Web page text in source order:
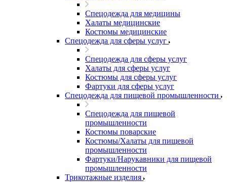
Спецодежда для медицины
Халаты медицинские
Костюмы медицинские
Спецодежда для сферы услуг
Спецодежда для сферы услуг
Халаты для сферы услуг
Костюмы для сферы услуг
Фартуки для сферы услуг
Спецодежда для пищевой промышленности
Спецодежда для пищевой
промышленности
Костюмы поварские
Костюмы/Халаты для пищевой
промышленности
Фартуки/Нарукавники для пищевой
промышленности
Трикотажные изделия